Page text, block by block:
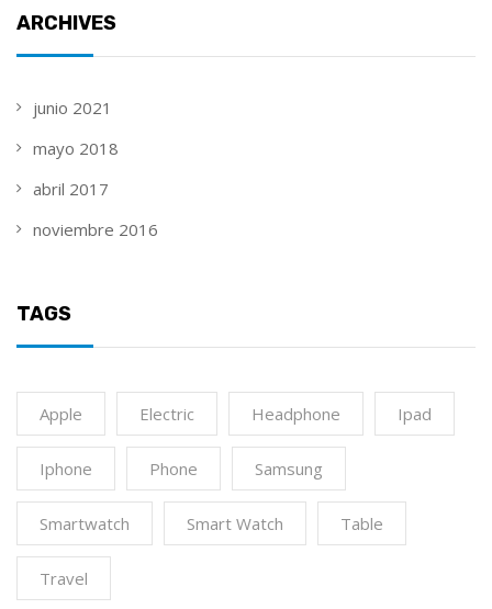
ARCHIVES
junio 2021
mayo 2018
abril 2017
noviembre 2016
TAGS
Apple Electric Headphone Ipad
Iphone Phone Samsung
Smartwatch Smart Watch Table
Travel